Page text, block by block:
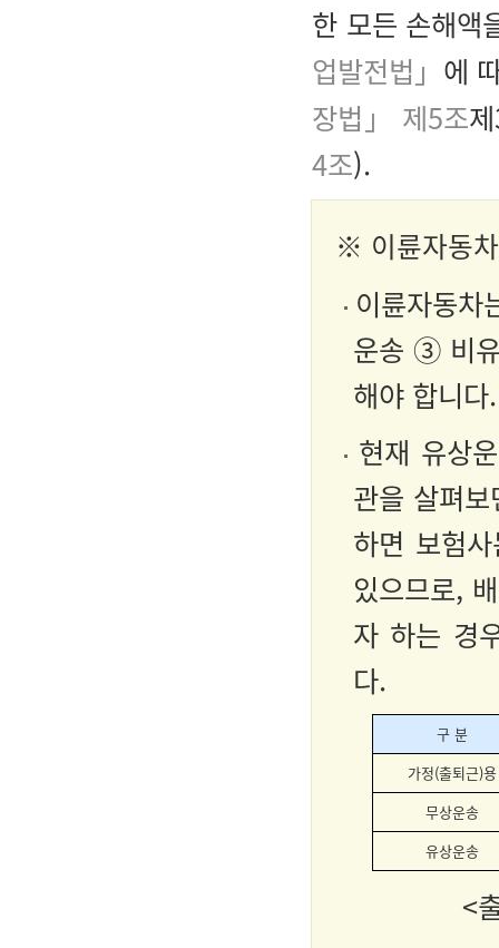
한 모든 손해액
업발전법」 에
장법」 제5조
4조).
※ 이륜자동
이륜자동
운송 ③ 비
해야 합니다.
현재 유상
관을 살펴
하면 보험
있으므로,
자 하는 경
다.
구 분
가정(출퇴근)용
무상운송
유상운송
<